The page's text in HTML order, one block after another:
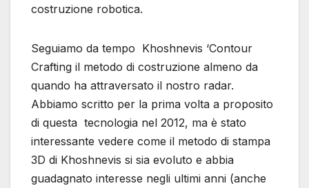
costruzione robotica.
Seguiamo da tempo Khoshnevis ‘Contour
Crafting il metodo di costruzione almeno da
quando ha attraversato il nostro radar.
Abbiamo scritto per la prima volta a proposito
di questa tecnologia nel 2012, ma è stato
interessante vedere come il metodo di stampa
3D di Khoshnevis si sia evoluto e abbia
guadagnato interesse negli ultimi anni (anche